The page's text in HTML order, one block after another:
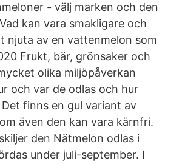
- välj marken och den
kan vara smakligare och
njuta av en vattenmelon som
Frukt, bär, grönsaker och
olika miljöpåverkan
och var de odlas och hur
finns en gul variant av
även den kan vara kärnfri.
den Nätmelon odlas i
under juli-september. I